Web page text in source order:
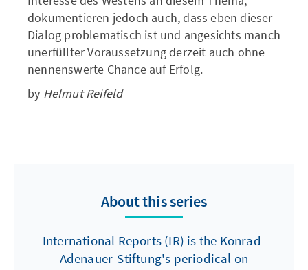
dokumentieren jedoch auch, dass eben dieser
Dialog problematisch ist und angesichts manch
unerfüllter Voraussetzung derzeit auch ohne
nennenswerte Chance auf Erfolg.
by Helmut Reifeld
About this series
International Reports (IR) is the Konrad-
Adenauer-Stiftung's periodical on